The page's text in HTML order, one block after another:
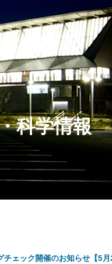
科学情報
チェック開催のお知らせ【5